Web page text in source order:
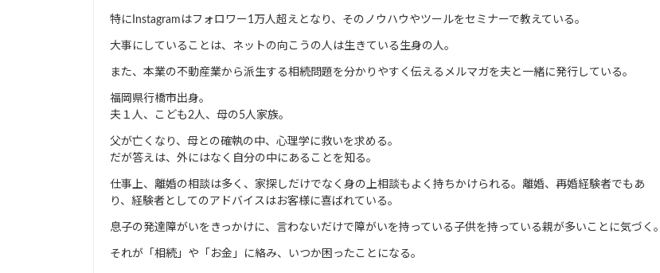
特にInstagramはフォロワー1万人超えとなり、そのノウハウやツールをセミナーで教えている。
大事にしていることは、ネットの向こうの人は生きている生身の人。
また、本業の不動産業から派生する相続問題を分かりやすく伝えるメルマガを夫と一緒に発行している。
福岡県行橋市出身。
夫１人、こども2人、母の5人家族。
父が亡くなり、母との確執の中、心理学に救いを求める。
だが答えは、外にはなく自分の中にあることを知る。
仕事上、離婚の相談は多く、家探しだけでなく身の上相談もよく持ちかけられる。離婚、再婚経験者でもあ
り、経験者としてのアドバイスはお客様に喜ばれている。
息子の発達障がいをきっかけに、言わないだけで障がいを持っている子供を持っている親が多いことに気づく。
それが「相続」や「お金」に絡み、いつか困ったことになる。